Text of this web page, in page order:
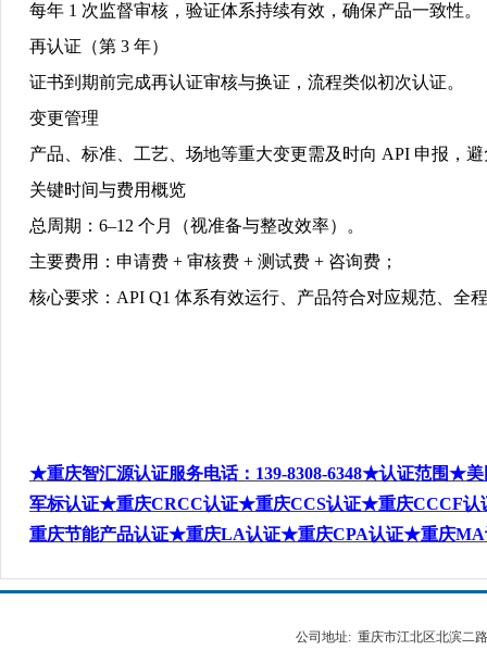
每年 1 次监督审核，验证体系持续有效，确保产品一致性。
再认证（第 3 年）
证书到期前完成再认证审核与换证，流程类似初次认证。
变更管理
产品、标准、工艺、场地等重大变更需及时向 API 申报，
关键时间与费用概览
总周期： 6–12 个月（视准备与整改效率）。
主要费用：申请费 + 审核费 + 测试费 + 咨询费；
核心要求： API Q1 体系有效运行、产品符合对应规范、全
★重庆智汇源认证服务电话：139-8308-6348★认证范围★
军标认证★重庆CRCC认证★重庆CCS认证★重庆CCCF认
重庆节能产品认证★重庆LA认证★重庆CPA认证★重庆MA
公司地址: 重庆市江北区北滨二